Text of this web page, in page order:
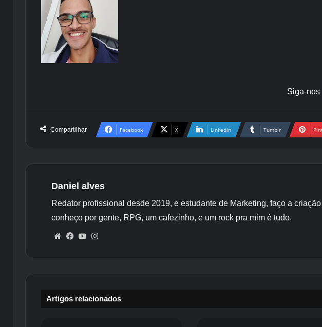
Siga-nos
Compartilhar Facebook X Linkedin Tumblr
Daniel alves
Redator profissional desde 2019, e estudante de Marketing, faço a
conheço por gente, RPG, um cafezinho, e um rock pra mim é tudo.
WebsiteFacebook
YouTube
Artigos relacionados